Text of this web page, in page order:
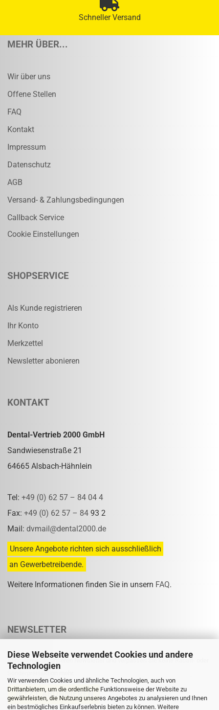
Diese Webseite verwendet Cookies und andere
Technologien
Wir verwenden Cookies und ähnliche Technologien, auch von
Drittanbietern, um die ordentliche Funktionsweise der Website zu
gewährleisten, die Nutzung unseres Angebotes zu analysieren und Ihnen
ein bestmögliches Einkaufserlebnis bieten zu können. Weitere
Schneller Versand
MEHR ÜBER...
Wir über uns
Offene Stellen
FAQ
Kontakt
Impressum
Datenschutz
AGB
Versand- & Zahlungsbedingungen
Callback Service
Cookie Einstellungen
SHOPSERVICE
Als Kunde registrieren
Ihr Konto
Merkzettel
Newsletter abonieren
KONTAKT
Dental-Vertrieb 2000 GmbH
Sandwiesenstraße 21
64665 Alsbach-Hähnlein
Tel: +49 (0) 62 57 – 84 04 4
Fax: +49 (0) 62 57 – 84 93 2
Mail: dvmail@dental2000.de
Unsere Angebote richten sich ausschließlich
an Gewerbetreibende.
Weitere Informationen finden Sie in unsern FAQ.
NEWSLETTER
Abonnieren Sie unseren Newsletter und verpassen Sie keine Rabatt- oder
Sonderpreisaktion mehr.